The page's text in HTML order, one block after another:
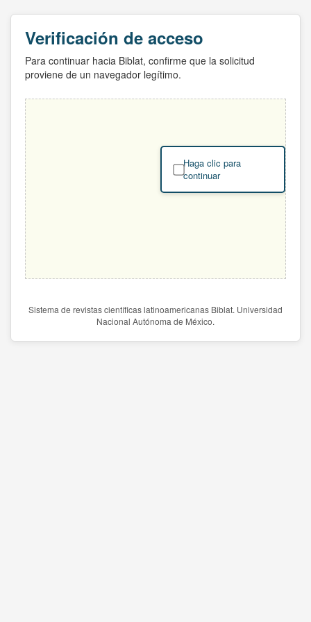
Verificación de acceso
Para continuar hacia Biblat, confirme que la solicitud
proviene de un navegador legítimo.
Haga clic para
continuar
Sistema de revistas científicas latinoamericanas Biblat. Universidad
Nacional Autónoma de México.